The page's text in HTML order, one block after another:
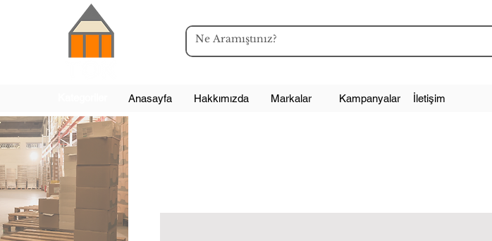
Anasayfa Hakkımızda Markalar Kampanyalar İletişim